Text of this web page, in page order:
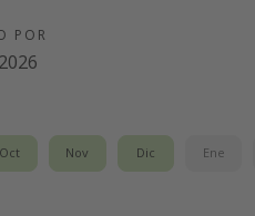
POR
Oct Nov Dic Ene